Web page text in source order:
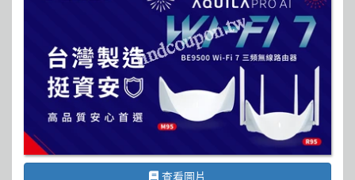
查看圖片